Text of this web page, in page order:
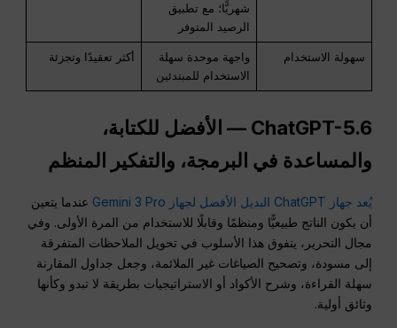
شهريًّا؛ مع تطبيق
الرصيد المتوفر
سهولة الاستخدام
واجهة موحدة سهلة
الاستخدام للمبتدئين
أكثر تعقيدًا وتجزئة
ChatGPT-5.6 — الأفضل للكتابة،
والمساعدة في البرمجة، والتفكير المنظم
يُعد جهاز ChatGPT البديل الأفضل لجهاز Gemini 3 Pro
عندما يتعين
أن يكون الناتج طبيعيًّا ومنظمًا وقابلًا للاستخدام من المرة الأولى. وفي
مجال التحرير، يتفوق هذا الأسلوب في تحويل الملاحظات المتفرقة
إلى مسودة، وتصحيح الصياغات غير الملائمة، وجعل جداول المقارنة
سهلة القراءة، وشرح الأكواد أو الاستراتيجيات بطريقة لا تبدو وكأنها
وثائق أولية.